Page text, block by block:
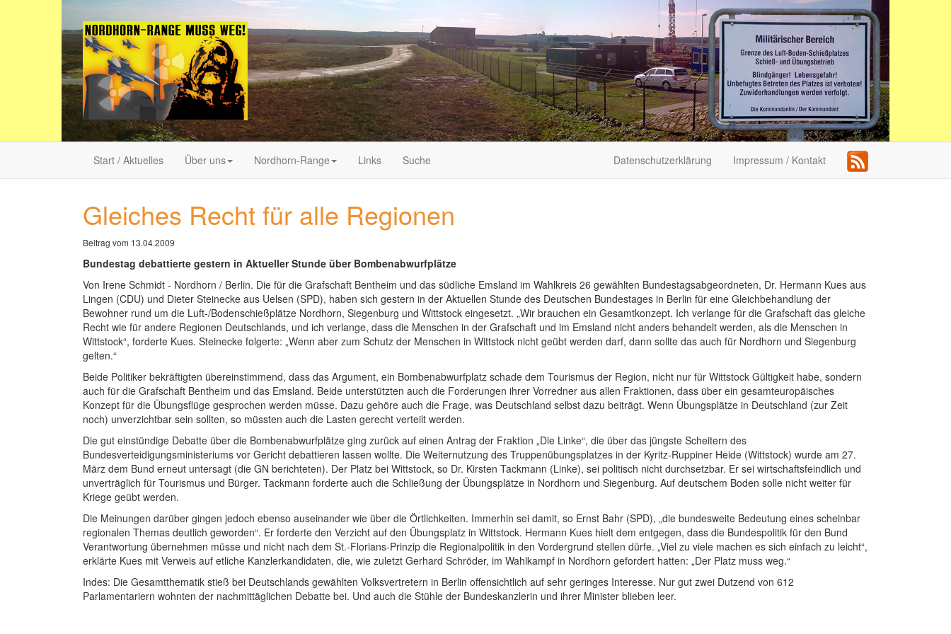
Start / Aktuelles Über uns Nordhorn-Range Links Suche Datenschutzerklärung Impressum / Kontakt
Gleiches Recht für alle Regionen
Beitrag vom 13.04.2009
Bundestag debattierte gestern in Aktueller Stunde über Bombenabwurfplätze
Von Irene Schmidt - Nordhorn / Berlin. Die für die Grafschaft Bentheim und das südliche Emsland im Wahlkreis 26 gewählten Bundestagsabgeordneten, Dr. Hermann Kues aus
Lingen (CDU) und Dieter Steinecke aus Uelsen (SPD), haben sich gestern in der Aktuellen Stunde des Deutschen Bundestages in Berlin für eine Gleichbehandlung der
Bewohner rund um die Luft-/Bodenschießplätze Nordhorn, Siegenburg und Wittstock eingesetzt. „Wir brauchen ein Gesamtkonzept. Ich verlange für die Grafschaft das gleiche
Recht wie für andere Regionen Deutschlands, und ich verlange, dass die Menschen in der Grafschaft und im Emsland nicht anders behandelt werden, als die Menschen in
Wittstock“, forderte Kues. Steinecke folgerte: „Wenn aber zum Schutz der Menschen in Wittstock nicht geübt werden darf, dann sollte das auch für Nordhorn und Siegenburg
gelten.“
Beide Politiker bekräftigten übereinstimmend, dass das Argument, ein Bombenabwurfplatz schade dem Tourismus der Region, nicht nur für Wittstock Gültigkeit habe, sondern
auch für die Grafschaft Bentheim und das Emsland. Beide unterstützten auch die Forderungen ihrer Vorredner aus allen Fraktionen, dass über ein gesamteuropäisches
Konzept für die Übungsflüge gesprochen werden müsse. Dazu gehöre auch die Frage, was Deutschland selbst dazu beiträgt. Wenn Übungsplätze in Deutschland (zur Zeit
noch) unverzichtbar sein sollten, so müssten auch die Lasten gerecht verteilt werden.
Die gut einstündige Debatte über die Bombenabwurfplätze ging zurück auf einen Antrag der Fraktion „Die Linke“, die über das jüngste Scheitern des
Bundesverteidigungsministeriums vor Gericht debattieren lassen wollte. Die Weiternutzung des Truppenübungsplatzes in der Kyritz-Ruppiner Heide (Wittstock) wurde am 27.
März dem Bund erneut untersagt (die GN berichteten). Der Platz bei Wittstock, so Dr. Kirsten Tackmann (Linke), sei politisch nicht durchsetzbar. Er sei wirtschaftsfeindlich und
unverträglich für Tourismus und Bürger. Tackmann forderte auch die Schließung der Übungsplätze in Nordhorn und Siegenburg. Auf deutschem Boden solle nicht weiter für
Kriege geübt werden.
Die Meinungen darüber gingen jedoch ebenso auseinander wie über die Örtlichkeiten. Immerhin sei damit, so Ernst Bahr (SPD), „die bundesweite Bedeutung eines scheinbar
regionalen Themas deutlich geworden“. Er forderte den Verzicht auf den Übungsplatz in Wittstock. Hermann Kues hielt dem entgegen, dass die Bundespolitik für den Bund
Verantwortung übernehmen müsse und nicht nach dem St.-Florians-Prinzip die Regionalpolitik in den Vordergrund stellen dürfe. „Viel zu viele machen es sich einfach zu leicht“,
erklärte Kues mit Verweis auf etliche Kanzlerkandidaten, die, wie zuletzt Gerhard Schröder, im Wahlkampf in Nordhorn gefordert hatten: „Der Platz muss weg.“
Indes: Die Gesamtthematik stieß bei Deutschlands gewählten Volksvertretern in Berlin offensichtlich auf sehr geringes Interesse. Nur gut zwei Dutzend von 612
Parlamentariern wohnten der nachmittäglichen Debatte bei. Und auch die Stühle der Bundeskanzlerin und ihrer Minister blieben leer.